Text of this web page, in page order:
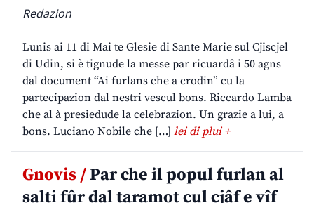
Redazion
Lunis ai 11 di Mai te Glesie di Sante Marie sul Cjiscjel
di Udin, si è tignude la messe par ricuardâ i 50 agns
dal document “Ai furlans che a crodin” cu la
partecipazion dal nestri vescul bons. Riccardo Lamba
che al à presiedude la celebrazion. Un grazie a lui, a
bons. Luciano Nobile che […] lei di plui +
Gnovis /Par che il popul furlan al
salti fûr dal taramot cul cjâf e vîf